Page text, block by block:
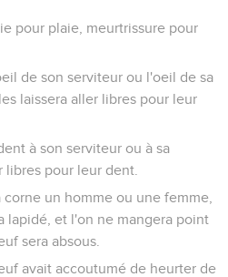
pour plaie, meurtrissure pour
de son serviteur ou l'oeil de sa
laissera aller libres pour leur
à son serviteur ou à sa
libres pour leur dent.
un homme ou une femme,
lapidé, et l'on ne mangera point
sera absous.
avait accoutumé de heurter de